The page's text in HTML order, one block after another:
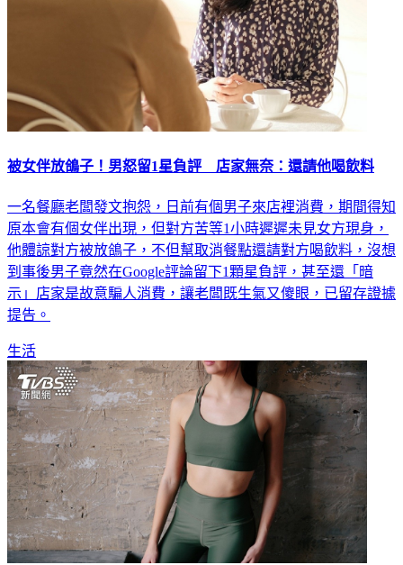
被女伴放鴿子！男怒留1星負評 店家無奈：還請他喝飲料
一名餐廳老闆發文抱怨，日前有個男子來店裡消費，期間得知
原本會有個女伴出現，但對方苦等1小時遲遲未見女方現身，
他體諒對方被放鴿子，不但幫取消餐點還請對方喝飲料，沒想
到事後男子竟然在Google評論留下1顆星負評，甚至還「暗
示」店家是故意騙人消費，讓老闆既生氣又傻眼，已留存證據
提告。
生活